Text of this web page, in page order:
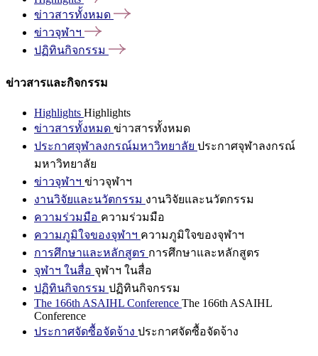
ข่าวสารทั้งหมด
ข่าวจุฬาฯ
ปฏิทินกิจกรรม
ข่าวสารและกิจกรรม
Highlights Highlights
ข่าวสารทั้งหมด ข่าวสารทั้งหมด
ประกาศจุฬาลงกรณ์มหาวิทยาลัย ประกาศจุฬาลงกรณ์
มหาวิทยาลัย
ข่าวจุฬาฯ ข่าวจุฬาฯ
งานวิจัยและนวัตกรรม งานวิจัยและนวัตกรรม
ความร่วมมือ ความร่วมมือ
ความภูมิใจของจุฬาฯ ความภูมิใจของจุฬาฯ
การศึกษาและหลักสูตร การศึกษาและหลักสูตร
จุฬาฯ ในสื่อ จุฬาฯ ในสื่อ
ปฏิทินกิจกรรม ปฏิทินกิจกรรม
The 166th ASAIHL Conference The 166th ASAIHL
Conference
ประกาศจัดซื้อจัดจ้าง ประกาศจัดซื้อจัดจ้าง